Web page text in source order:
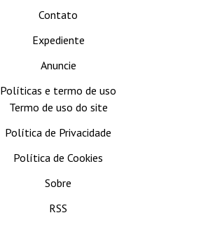
Contato
Expediente
Anuncie
Políticas e termo de uso
Termo de uso do site
Política de Privacidade
Política de Cookies
Sobre
RSS